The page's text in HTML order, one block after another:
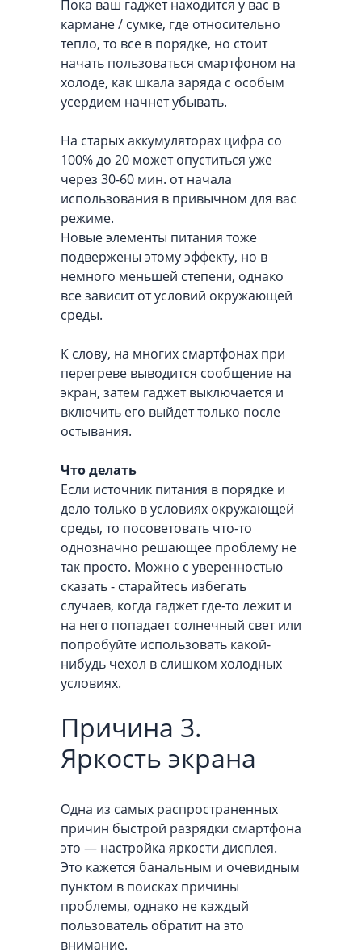
Пока ваш гаджет находится у вас в
кармане / сумке, где относительно
тепло, то все в порядке, но стоит
начать пользоваться смартфоном на
холоде, как шкала заряда с особым
усердием начнет убывать.
На старых аккумуляторах цифра со
100% до 20 может опуститься уже
через 30-60 мин. от начала
использования в привычном для вас
режиме.
Новые элементы питания тоже
подвержены этому эффекту, но в
немного меньшей степени, однако
все зависит от условий окружающей
среды.
К слову, на многих смартфонах при
перегреве выводится сообщение на
экран, затем гаджет выключается и
включить его выйдет только после
остывания.
Что делать
Если источник питания в порядке и
дело только в условиях окружающей
среды, то посоветовать что-то
однозначно решающее проблему не
так просто. Можно с уверенностью
сказать - старайтесь избегать
случаев, когда гаджет где-то лежит и
на него попадает солнечный свет или
попробуйте использовать какой-
нибудь чехол в слишком холодных
условиях.
Причина 3.
Яркость экрана
Одна из самых распространенных
причин быстрой разрядки смартфона
это — настройка яркости дисплея.
Это кажется банальным и очевидным
пунктом в поисках причины
проблемы, однако не каждый
пользователь обратит на это
внимание.